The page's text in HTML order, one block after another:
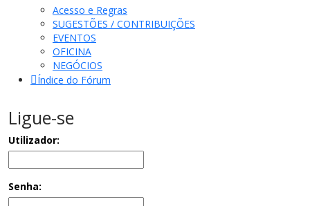
ATIVIDADES
NOTÍCIAS
FÓRUM
Acesso e Regras
SUGESTÕES / CONTRIBUIÇÕES
EVENTOS
OFICINA
NEGÓCIOS
Índice do Fórum
Ligue-se
Utilizador:
Senha: